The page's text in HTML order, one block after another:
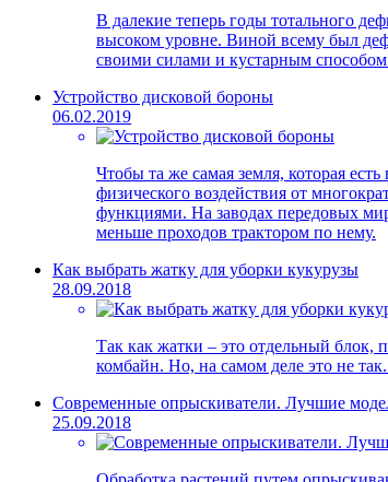
В далекие теперь годы тотального
высоком уровне. Виной всему был
своими силами и кустарным
Устройство дисковой бороны
06.02.2019
Чтобы та же самая земля, которая
физического воздействия от
функциями. На заводах передовых
меньше проходов трактором по нему.
Как выбрать жатку для уборки кукурузы
28.09.2018
Так как жатки – это отдельный блок,
комбайн. Но, на самом деле это не
Современные опрыскиватели. Лучшие
25.09.2018